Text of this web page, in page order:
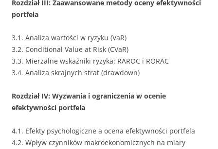
Rozdział III: Zaawansowane metody oceny efektywności
portfela
3.1. Analiza wartości w ryzyku (VaR)
3.2. Conditional Value at Risk (CVaR)
3.3. Mierzalne wskaźniki ryzyka: RAROC i RORAC
3.4. Analiza skrajnych strat (drawdown)
Rozdział IV: Wyzwania i ograniczenia w ocenie
efektywności portfela
4.1. Efekty psychologiczne a ocena efektywności portfela
4.2. Wpływ czynników makroekonomicznych na miary